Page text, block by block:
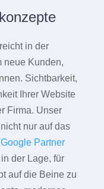
in der
neue Kunden,
Sichtbarkeit,
Ihrer Website
Firma. Unser
nur auf das
Google Partner
der Lage, für
auf die Beine zu